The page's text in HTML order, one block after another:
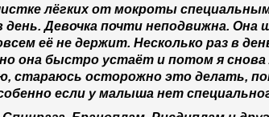
лёгких от мокроты
день. Девочка почти неподвижна.
её не держит. Несколько раз в
она быстро устаёт и потом я снова
стараюсь осторожно это делать,
если у малыша нет